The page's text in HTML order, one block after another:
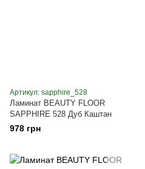
Артикул: sapphire_528
Ламинат BEAUTY FLOOR
SAPPHIRE 528 Дуб Каштан
978 грн